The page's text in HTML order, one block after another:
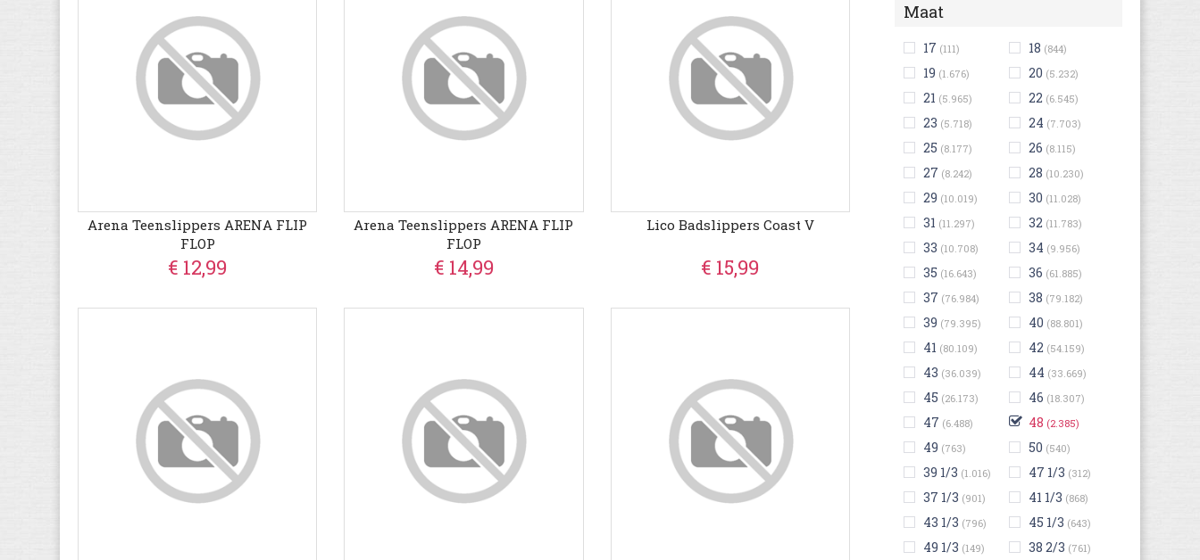
Maat
17 (111) 18 (844)
19 (1.676) 20 (5.232)
21 (5.965) 22 (6.545)
23 (5.718) 24 (7.703)
25 (8.177) 26 (8.115)
27 (8.242) 28 (10.230)
29 (10.019) 30 (11.028)
31 (11.297) 32 (11.783)
33 (10.708) 34 (9.956)
35 (16.643) 36 (61.885)
37 (76.984) 38 (79.182)
39 (79.395) 40 (88.801)
41 (80.109) 42 (54.159)
43 (36.039) 44 (33.669)
45 (26.173) 46 (18.307)
47 (6.488) 48 (2.385)
49 (763) 50 (540)
39 1/3 (1.016) 47 1/3 (312)
37 1/3 (901) 41 1/3 (868)
43 1/3 (796) 45 1/3 (643)
49 1/3 (149) 38 2/3 (761)
Arena Teenslippers ARENA FLIP
FLOP
€ 12,99
Arena Teenslippers ARENA FLIP
FLOP
€ 14,99
Lico Badslippers Coast V
€ 15,99